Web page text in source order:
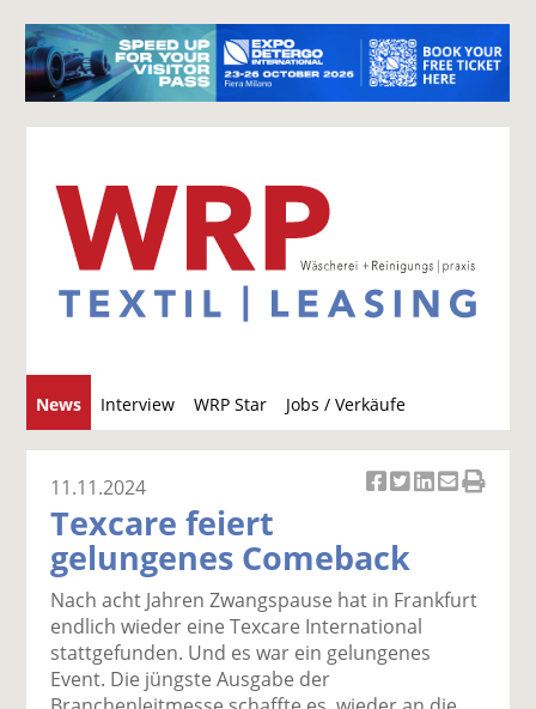
News Interview WRP Star Jobs / Verkäufe
u
c
k
el
a
uf
F
ac
k
el
t
wi
tt
a
uf
Li
el
p
m
el
D
11.11.2024
Texcare feiert
gelungenes Comeback
Nach acht Jahren Zwangspause hat in Frankfurt
endlich wieder eine Texcare International
stattgefunden. Und es war ein gelungenes
Event. Die jüngste Ausgabe der